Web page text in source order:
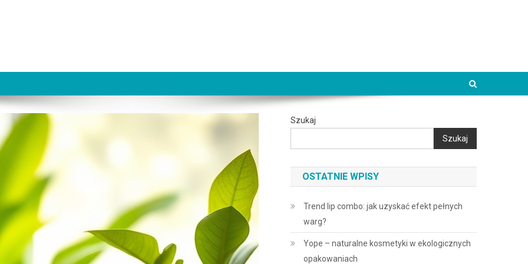
Szukaj
Szukaj
OSTATNIE WPISY
Trend lip combo: jak uzyskać efekt pełnych
warg?
Yope – naturalne kosmetyki w ekologicznych
opakowaniach